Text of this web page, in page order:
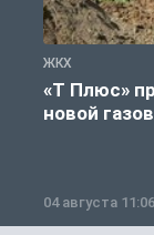
ЖКХ
«Т Плюс»
новой
04 августа 11:06